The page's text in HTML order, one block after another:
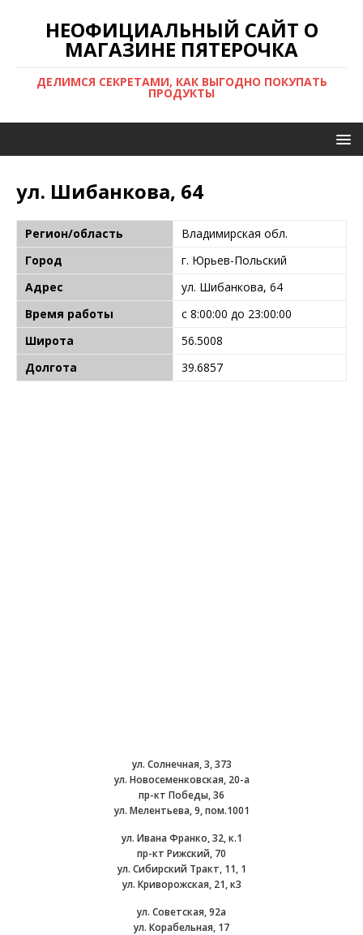
НЕОФИЦИАЛЬНЫЙ САЙТ О
МАГАЗИНЕ ПЯТЕРОЧКА
ДЕЛИМСЯ СЕКРЕТАМИ, КАК ВЫГОДНО ПОКУПАТЬ
ПРОДУКТЫ
ул. Шибанкова, 64
Регион/область
Владимирская обл.
Город
г. Юрьев-Польский
Адрес
ул. Шибанкова, 64
Время работы
с 8:00:00 до 23:00:00
Широта
56.5008
Долгота
39.6857
ул. Солнечная, 3, 373
ул. Новосеменковская, 20-а
пр-кт Победы, 36
ул. Мелентьева, 9, пом.1001
ул. Ивана Франко, 32, к.1
пр-кт Рижский, 70
ул. Сибирский Тракт, 11, 1
ул. Криворожская, 21, к3
ул. Советская, 92а
ул. Корабельная, 17